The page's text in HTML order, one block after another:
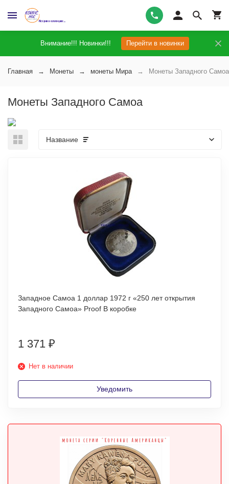
Внимание!!! Новинки!!! Перейти в новинки
Главная Монеты монеты Мира Монеты Западного Самоа
Монеты Западного Самоа
Название
Западное Самоа 1 доллар 1972 г «250 лет открытия
Западного Самоа» Proof В коробке
1 371 ₽
Нет в наличии
Уведомить